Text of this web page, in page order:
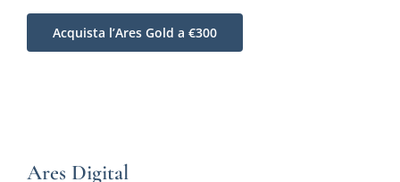
Acquista l’Ares Gold a €300
Ares Digital